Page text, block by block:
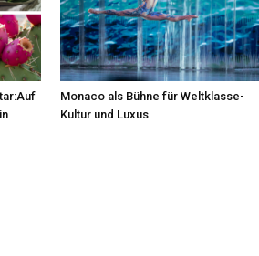
Monaco als Bühne für Weltklasse-
Kultur und Luxus